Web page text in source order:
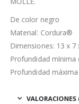
De color negro
Material: Cordura®
Dimensiones: 13 x
Profundidad mínima
Profundidad
VALORACIONES